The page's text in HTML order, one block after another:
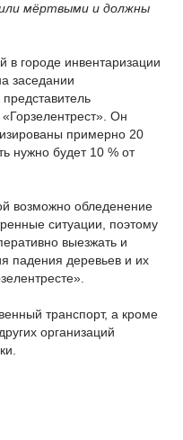
мёртвыми и должны
в городе инвентаризации
заседании
Он
примерно 20
нужно будет 10 % от
возможно обледенение
ситуации, поэтому
выезжать и
падения деревьев и их
транспорт, а кроме
организаций